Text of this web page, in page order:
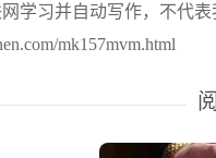
学习并自动写作，不代表
mk157mvm.html